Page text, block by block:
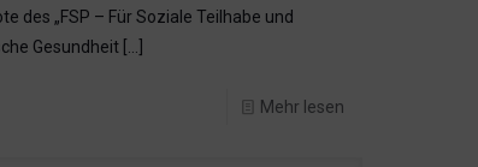
des „FSP – Für Soziale Teilhabe und
Gesundheit[…]
Mehr lesen